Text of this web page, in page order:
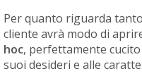
Per quanto riguarda
cliente avrà modo di
hoc, perfettamente
suoi desideri e alle